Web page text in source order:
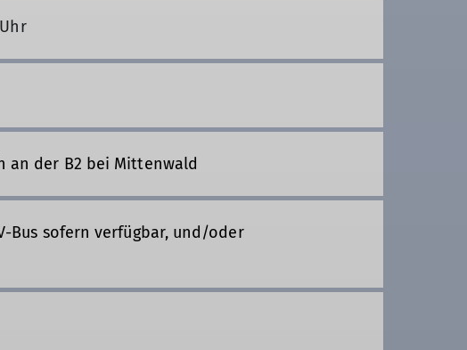
an der B2 bei Mittenwald
Bus sofern verfügbar, und/oder